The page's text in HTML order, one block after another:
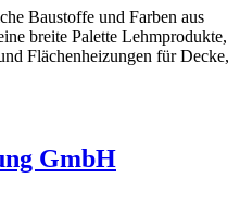
Baustoffe und Farben aus
breite Palette Lehmprodukte,
Flächenheizungen für Decke,
GmbH